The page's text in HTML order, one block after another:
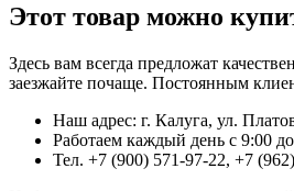
Этот товар можно
Здесь вам всегда предложат
заезжайте почаще. Постоянным
Наш адрес: г. Калуга, ул.
Работаем каждый день с 9:00
Тел. +7 (900) 571-97-22, +7